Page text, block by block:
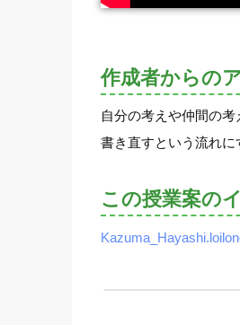
作成者からの
自分の考えや仲間の
書き直すという流れ
この授業案の